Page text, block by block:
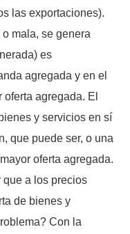
las exportaciones).
mala, se genera
es
agregada y en el
agregada. El
y servicios en sí
que puede ser, o una
oferta agregada.
que a los precios
de bienes y
Con la